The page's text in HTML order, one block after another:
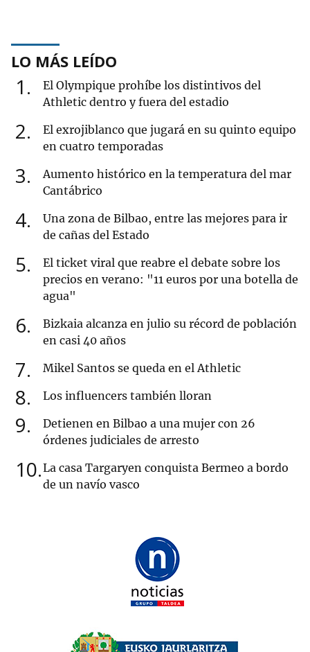
LO MÁS LEÍDO
1
El Olympique prohíbe los distintivos del
Athletic dentro y fuera del estadio
2
El exrojiblanco que jugará en su quinto equipo
en cuatro temporadas
3
Aumento histórico en la temperatura del mar
Cantábrico
4
Una zona de Bilbao, entre las mejores para ir
de cañas del Estado
5
El ticket viral que reabre el debate sobre los
precios en verano: "11 euros por una botella de
agua"
6
Bizkaia alcanza en julio su récord de población
en casi 40 años
7 Mikel Santos se queda en el Athletic
8 Los influencers también lloran
9
Detienen en Bilbao a una mujer con 26
órdenes judiciales de arresto
10 La casa Targaryen conquista Bermeo a bordo
de un navío vasco